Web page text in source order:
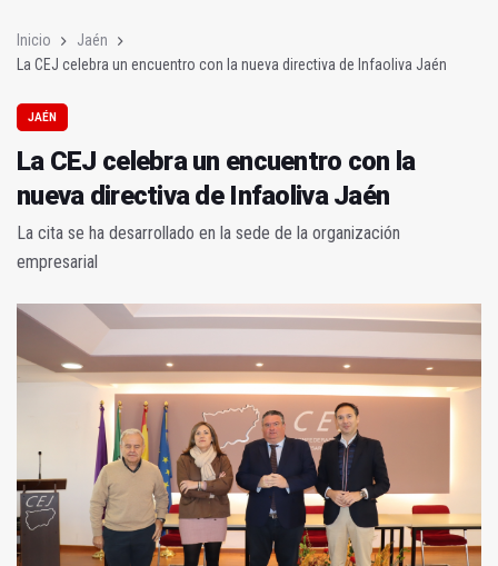
Inicio
Jaén
La CEJ celebra un encuentro con la nueva directiva de Infaoliva Jaén
JAÉN
La CEJ celebra un encuentro con la
nueva directiva de Infaoliva Jaén
La cita se ha desarrollado en la sede de la organización
empresarial